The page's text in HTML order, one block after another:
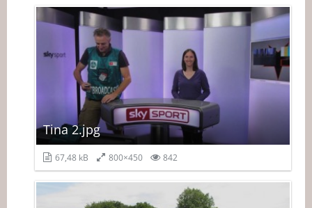
Tina 2.jpg
67,48 kB 800×450 842